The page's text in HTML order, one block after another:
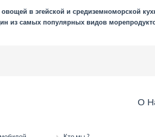
в эгейской и средиземноморской
из самых популярных видов
О